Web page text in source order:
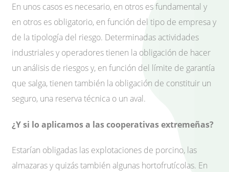
En unos casos es necesario, en otros es fundamental y
en otros es obligatorio, en función del tipo de empresa y
de la tipología del riesgo. Determinadas actividades
industriales y operadores tienen la obligación de hacer
un análisis de riesgos y, en función del límite de garantía
que salga, tienen también la obligación de constituir un
seguro, una reserva técnica o un aval.
¿Y si lo aplicamos a las cooperativas extremeñas?
Estarían obligadas las explotaciones de porcino, las
almazaras y quizás también algunas hortofrutícolas. En